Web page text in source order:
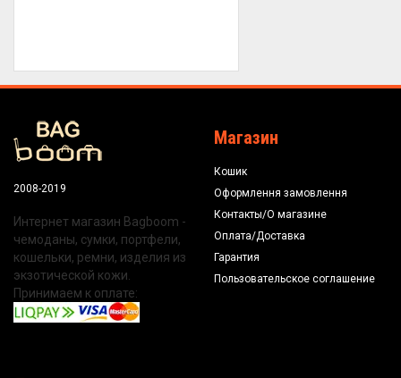
2008-2019
Интернет магазин Bagboom -
чемоданы, сумки, портфели,
кошельки, ремни, изделия из
экзотической кожи.
Принимаем к оплате:
Магазин
Кошик
Оформлення замовлення
Контакты/О магазине
Оплата/Доставка
Гарантия
Пользовательское соглашение